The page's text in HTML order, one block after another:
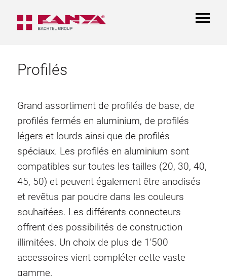
Profilés
Grand assortiment de profilés de base, de
profilés fermés en aluminium, de profilés
légers et lourds ainsi que de profilés
spéciaux. Les profilés en aluminium sont
compatibles sur toutes les tailles (20, 30, 40,
45, 50) et peuvent également être anodisés
et revêtus par poudre dans les couleurs
souhaitées. Les différents connecteurs
offrent des possibilités de construction
illimitées. Un choix de plus de 1'500
accessoires vient compléter cette vaste
gamme.